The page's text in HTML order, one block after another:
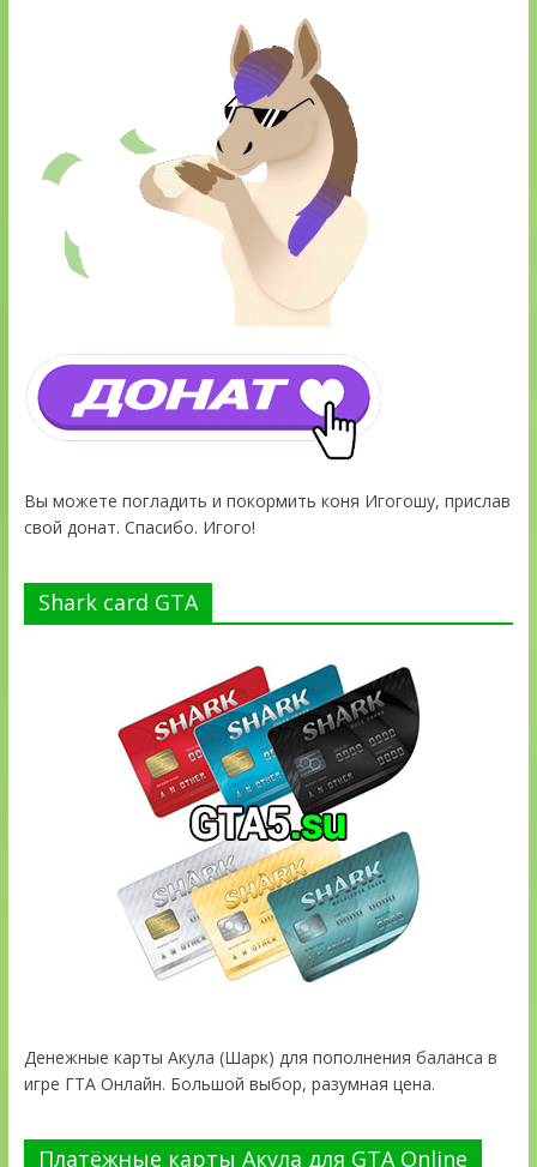
Вы можете погладить и покормить коня Игогошу, прислав
свой донат. Спасибо. Игого!
Shark card GTA
Денежные карты Акула (Шарк) для пополнения баланса в
игре ГТА Онлайн. Большой выбор, разумная цена.
Платёжные карты Акула для GTA Online